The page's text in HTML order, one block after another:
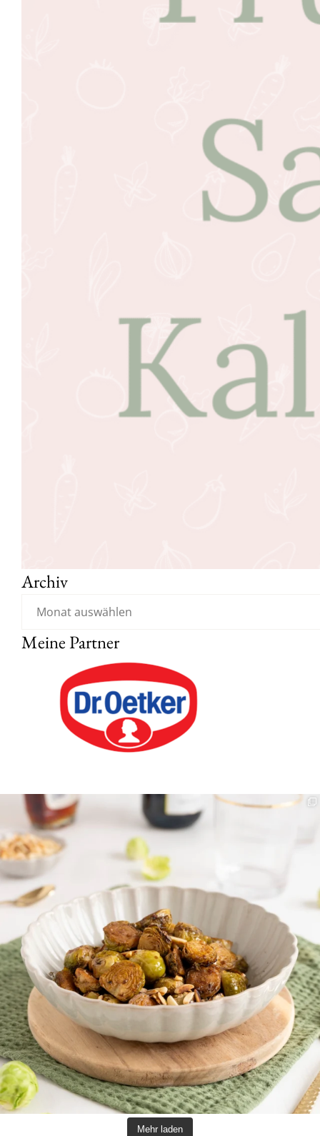
Archiv
Meine Partner
Mehr laden